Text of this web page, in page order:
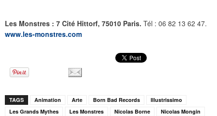
Les Monstres : 7 Cité Hittorf, 75010 Paris. Tél : 06 82 13 62 47.
www.les-monstres.com
TAGS Animation Arte Born Bad Records
Illustrissimo
Les Grands Mythes
Les Monstres Nicolas Borne
Nicolas Mongin